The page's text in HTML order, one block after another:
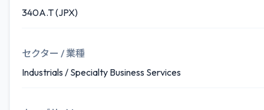
340A.T (JPX)
セクター / 業種
Industrials / Specialty Business Services